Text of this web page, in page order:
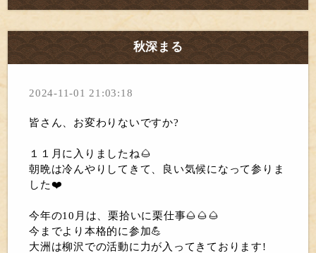
秋深まる
2024-11-01 21:03:18
皆さん、お変わりないですか?
１１月に入りましたね🌰
朝晩は冷んやりしてきて、良い気候になって参りま
した❤️
今年の10月は、栗拾いに栗仕事🌰🌰🌰
今までより本格的に参加💪
大洲は柳沢での活動に力が入ってきております!